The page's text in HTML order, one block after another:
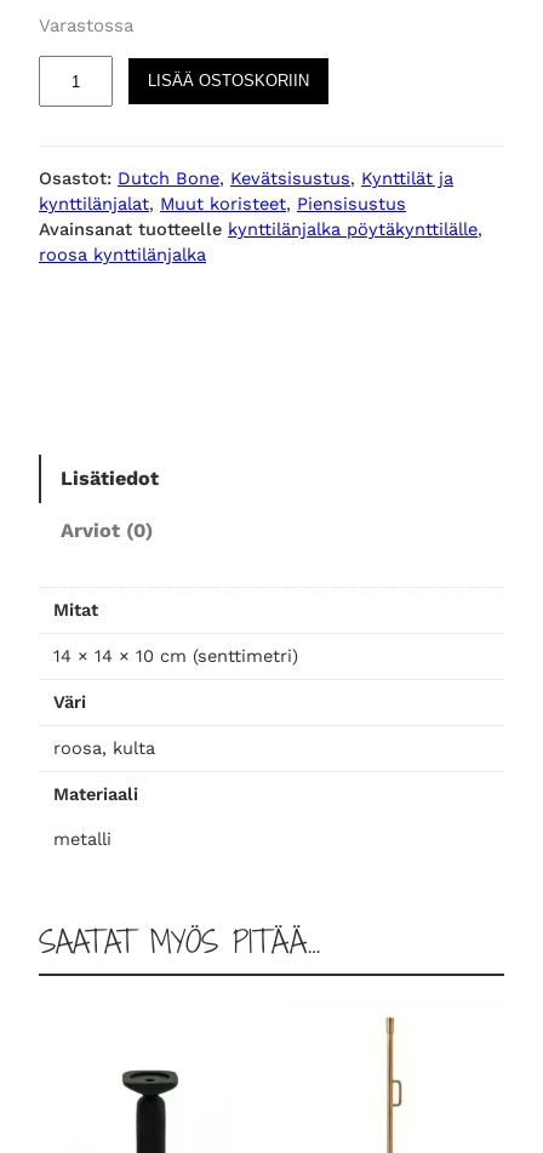
Varastossa
k
y
l
r
ä
ä
LISÄÄ OSTOSKORIIN
Osastot: Dutch Bone, Kevätsisustus, Kynttilät ja
kynttilänjalat, Muut koristeet, Piensisustus
Avainsanat tuotteelle kynttilänjalka pöytäkynttilälle
roosa kynttilänjalka
Lisätiedot
Arviot (0)
Mitat
14 × 14 × 10 cm (senttimetri)
Väri
roosa, kulta
Materiaali
metalli
SAATAT MYÖS PITÄÄ…